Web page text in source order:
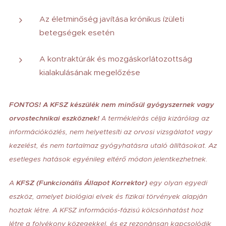
Az életminőség javítása krónikus ízületi
betegségek esetén
A kontraktúrák és mozgáskorlátozottság
kialakulásának megelőzése
FONTOS! A KFSZ készülék nem minősül gyógyszernek vagy
orvostechnikai eszköznek! A termékleírás célja kizárólag az
információközlés, nem helyettesíti az orvosi vizsgálatot vagy
kezelést, és nem tartalmaz gyógyhatásra utaló állításokat. Az
esetleges hatások egyénileg eltérő módon jelentkezhetnek.
A KFSZ (Funkcionális Állapot Korrektor) egy olyan egyedi
eszköz, amelyet biológiai elvek és fizikai törvények alapján
hoztak létre. A KFSZ információs-fázisú kölcsönhatást hoz
létre a folyékony közegekkel, és ez rezonánsan kapcsolódik